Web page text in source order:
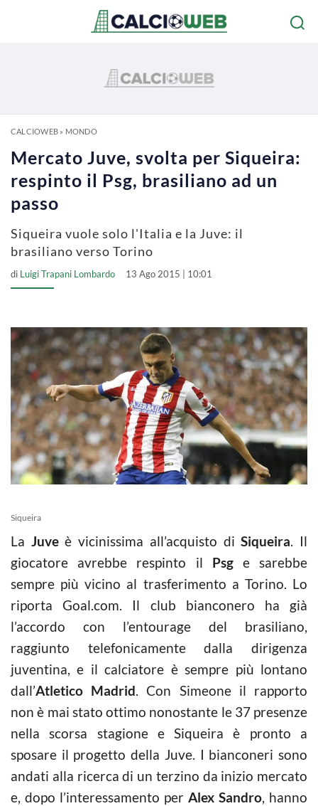
CALCIOWEB» MONDO
Mercato Juve, svolta per Siqueira:
respinto il Psg, brasiliano ad un
passo
Siqueira vuole solo l'Italia e la Juve: il
brasiliano verso Torino
di Luigi Trapani Lombardo 13 Ago 2015 | 10:01
Siqueira
La Juveè vicinissima all’acquisto diSiqueira. Il
giocatore avrebbe respinto il Psge sarebbe
sempre più vicino al trasferimento a Torino. Lo
riporta Goal.com. Il club bianconero ha già
l’accordo con l’entourage del brasiliano,
raggiunto telefonicamente dalla dirigenza
juventina, e il calciatore è sempre più lontano
dall’Atletico Madrid. Con Simeone il rapporto
non è mai stato ottimo nonostante le 37 presenze
nella scorsa stagione e Siqueira è pronto a
sposare il progetto della Juve. I bianconeri sono
andati alla ricerca di un terzino da inizio mercato
e, dopo l’interessamento per Alex Sandro, hanno